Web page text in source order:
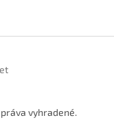
vyhradené.